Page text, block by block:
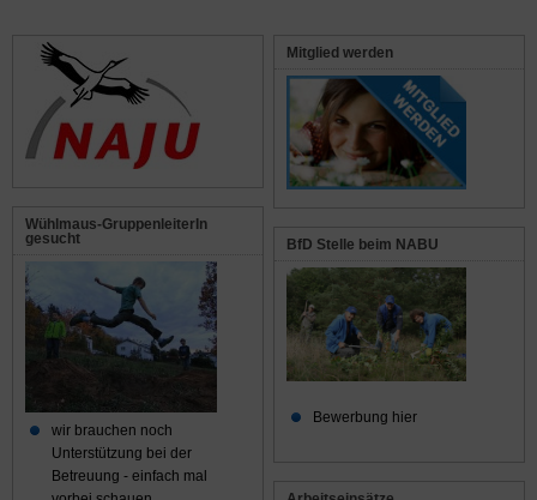
Mitglied werden
BfD Stelle beim NABU
Bewerbung hier
Wühlmaus-GruppenleiterIn
gesucht
wir brauchen noch
Unterstützung bei der
Betreuung - einfach mal